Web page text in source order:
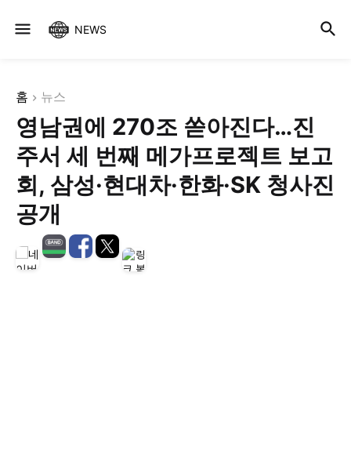
NEWS
홈 뉴스
영남권에 270조 쏟아진다…진
주서 세 번째 메가프로젝트 보고
회, 삼성·현대차·한화·SK 청사진
공개